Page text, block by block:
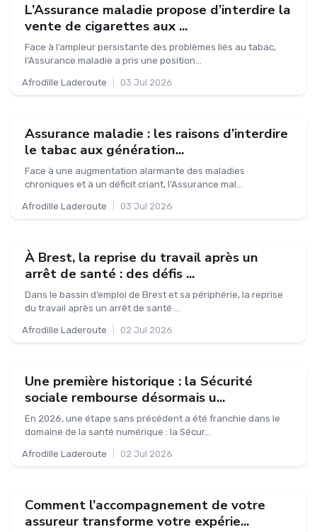
L’Assurance maladie propose d’interdire la
vente de cigarettes aux ...
Face à l’ampleur persistante des problèmes liés au tabac,
l’Assurance maladie a pris une position...
Afrodille Laderoute 03 Jul 2026
Assurance maladie : les raisons d’interdire
le tabac aux génération...
Face à une augmentation alarmante des maladies
chroniques et à un déficit criant, l’Assurance mal...
Afrodille Laderoute 03 Jul 2026
À Brest, la reprise du travail après un
arrêt de santé : des défis ...
Dans le bassin d’emploi de Brest et sa périphérie, la reprise
du travail après un arrêt de santé ...
Afrodille Laderoute 02 Jul 2026
Une première historique : la Sécurité
sociale rembourse désormais u...
En 2026, une étape sans précédent a été franchie dans le
domaine de la santé numérique : la Sécur...
Afrodille Laderoute 02 Jul 2026
Comment l’accompagnement de votre
assureur transforme votre expérie...